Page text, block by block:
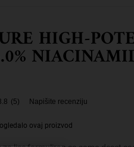
HIGH-
(5) Napišite recenziju
ovaj proizvod